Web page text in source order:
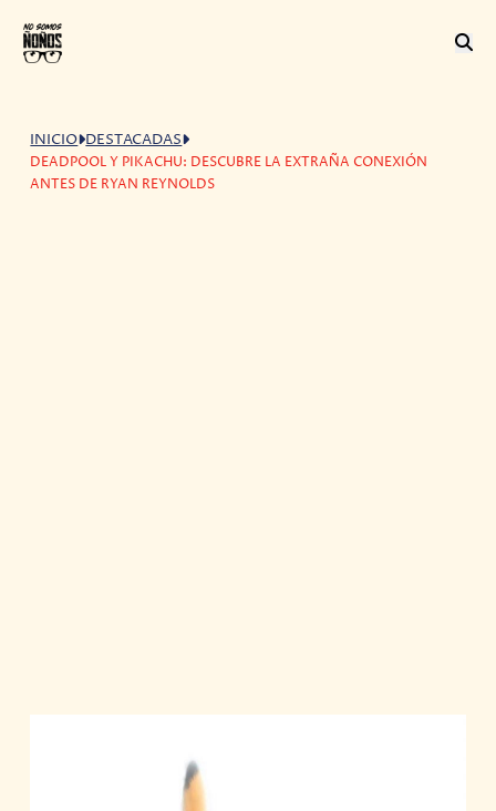
INICIO DESTACADAS
DEADPOOL Y PIKACHU: DESCUBRE LA EXTRAÑA CONEXIÓN
ANTES DE RYAN REYNOLDS